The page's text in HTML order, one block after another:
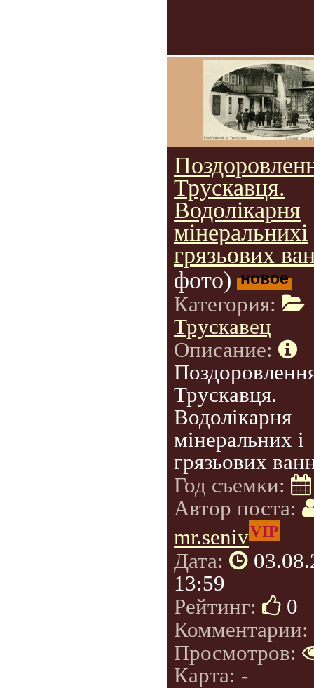
Трускавця.
Водолікарня
мінеральнихі
грязьових
фото) новое
Категория:
Трускавец
Описание:
Трускавця.
Водолікарня
мінеральних і
грязьових
Год съемки:
Автор поста:
mr.senivVIP
Дата:
13:59
Рейтинг:
0
Комментарии:
Просмотров:
Карта: -